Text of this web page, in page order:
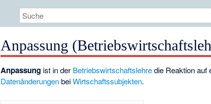
Anpassung
Anpassung ist in der Betriebswirtschaftslehredie Reaktion auf
DatenänderungenbeiWirtschaftssubjekten.